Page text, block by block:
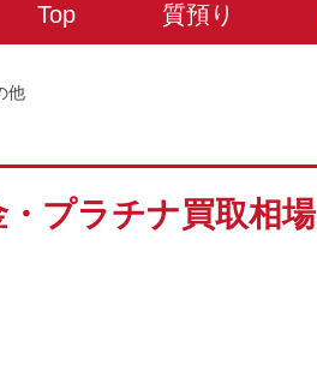
Top 質預り
他
プラチナ買取相場